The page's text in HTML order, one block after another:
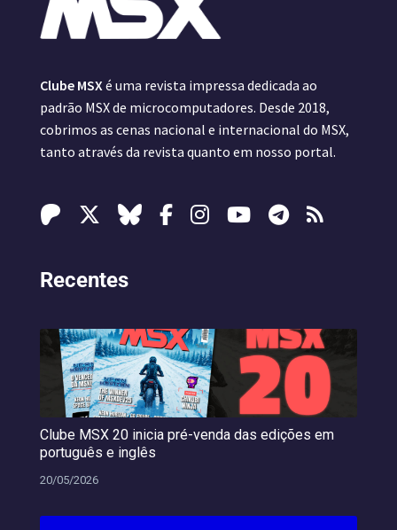
Clube MSXé uma revista impressa dedicada ao
padrão MSX de microcomputadores. Desde 2018,
cobrimos as cenas nacional e internacional do MSX,
tanto através da revista quanto em nosso portal.
Recentes
Clube MSX 20 inicia pré-venda das edições em
português e inglês
20/05/2026